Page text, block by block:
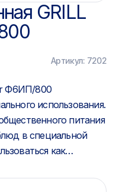
GRILL
Артикул: 7202
Ф6ИП/800
использования.
питания
в специальной
как